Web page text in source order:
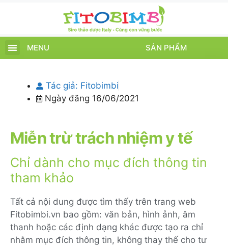
MENU SẢN PHẨM
Tác giả: Fitobimbi
Ngày đăng 16/06/2021
Miễn trừ trách nhiệm y tế
Chỉ dành cho mục đích thông tin
tham khảo
Tất cả nội dung được tìm thấy trên trang web
Fitobimbi.vn bao gồm: văn bản, hình ảnh, âm
thanh hoặc các định dạng khác được tạo ra chỉ
nhằm mục đích thông tin, không thay thế cho tư